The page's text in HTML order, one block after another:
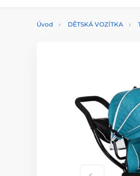
Úvod DĚTSKÁ VOZÍTKA